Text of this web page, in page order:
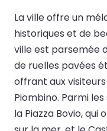
La ville offre un
historiques et de
ville est parsemée
de ruelles pavées
offrant aux
Piombino. Parmi
la Piazza Bovio,